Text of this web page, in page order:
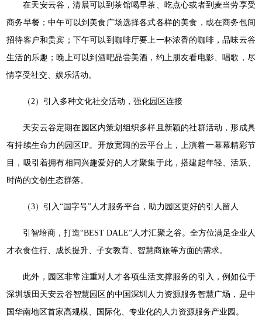
在天安云谷，清晨可以到茶馆喝早茶、吃点心或者到麦当劳享受
商务早餐；中午可以到美食广场选择各式各样的美食，或在商务包间
招待客户和贵宾；下午可以到咖啡厅要上一杯浓香的咖啡，品味云谷
生活的乐趣；晚上可以到酒吧品尝美酒，约上朋友看电影、唱歌，尽
情享受社交、娱乐活动。
（2）引入多种文化社交活动，强化园区连接
天安云谷定期在园区内策划组织多样且新颖的社群活动，形成具
有持续生命力的园区IP。开放宽阔的云平台上，上演着一幕幕精彩节
目，吸引着拥有相同兴趣爱好的人才聚集于此，搭建起年轻、活跃、
时尚的文创生态群落。
（3）引入“国字号”人才服务平台，助力园区更好的引人留人
引智培商，打造“BEST DALE”人才汇聚之谷。全方位满足企业人
才衣食住行、成长提升、子女教育、智慧商旅等方面的需求。
此外，园区非常注重对人才各项生活支撑服务的引入，例如位于
深圳坂田天安云谷智慧园区的中国深圳人力资源服务智慧广场，是中
国华南地区首家高规模、国际化、专业化的人力资源服务产业园。